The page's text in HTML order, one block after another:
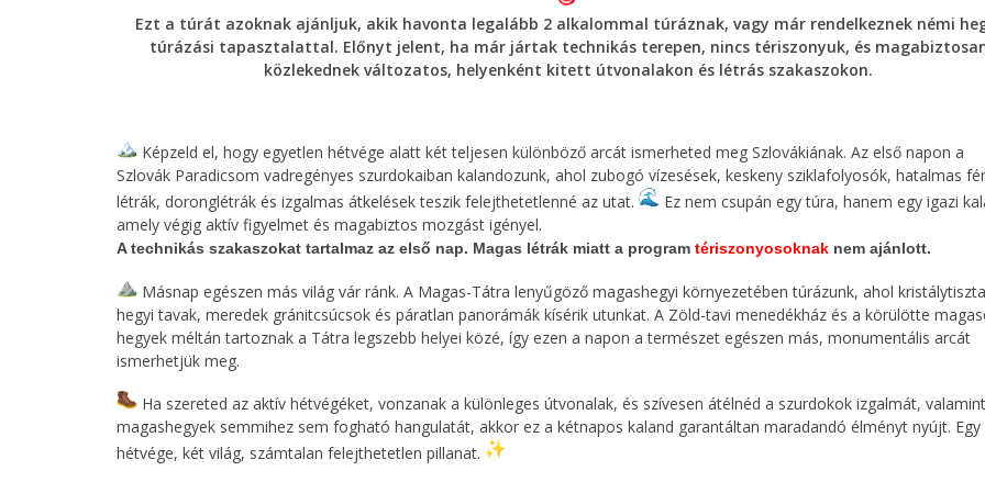
Ezt a túrát azoknak ajánljuk, akik havonta legalább 2 alkalommal túráznak, vagy már rendelkeznek némi
túrázási tapasztalattal. Előnyt jelent, ha már jártak technikás terepen, nincs tériszonyuk, és
közlekednek változatos, helyenként kitett útvonalakon és létrás szakaszokon.
Képzeld el, hogy egyetlen hétvége alatt két teljesen különböző arcát ismerheted meg Szlovákiának. Az első napon a
Szlovák Paradicsom vadregényes szurdokaiban kalandozunk, ahol zubogó vízesések, keskeny sziklafolyosók, hatalmas
létrák, doronglétrák és izgalmas átkelések teszik felejthetetlenné az utat.
Ez nem csupán egy túra, hanem egy igazi
amely végig aktív figyelmet és magabiztos mozgást igényel.
A technikás szakaszokat tartalmaz az első nap. Magas létrák miatt a program tériszonyosoknak nem ajánlott.
Másnap egészen más világ vár ránk. A Magas-Tátra lenyűgöző magashegyi környezetében túrázunk, ahol kristálytiszta
hegyi tavak, meredek gránitcsúcsok és páratlan panorámák kísérik utunkat. A Zöld-tavi menedékház és a körülötte
hegyek méltán tartoznak a Tátra legszebb helyei közé, így ezen a napon a természet egészen más, monumentális arcát
ismerhetjük meg.
Ha szereted az aktív hétvégéket, vonzanak a különleges útvonalak, és szívesen átélnéd a szurdokok izgalmát,
magashegyek semmihez sem fogható hangulatát, akkor ez a kétnapos kaland garantáltan maradandó élményt nyújt. Egy
hétvége, két világ, számtalan felejthetetlen pillanat.